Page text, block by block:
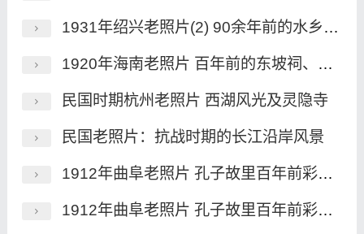
1931年绍兴老照片(2) 90余年前的水乡绍兴风貌
1920年海南老照片 百年前的东坡祠、昌明塔、海瑞墓
民国时期杭州老照片 西湖风光及灵隐寺
民国老照片：抗战时期的长江沿岸风景
1912年曲阜老照片 孔子故里百年前彩色影像（上）
1912年曲阜老照片 孔子故里百年前彩色影像（中）